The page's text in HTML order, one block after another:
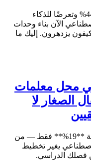
يواجه مصممو تجارب التعلم نسبة أتمتة 44% وتعرضًا للذكاء
الاصطناعي الآن بناء وحدات
يزدهرون. إليك ما
محل معلمات
الصغار لا
معلمات رياض الأطفال يواجهن خطر أتمتة **19%** فقط — من
يغير تخطيط
فصلك الدراسي.